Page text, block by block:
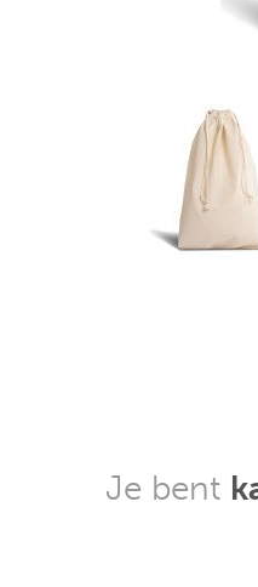
Je bent